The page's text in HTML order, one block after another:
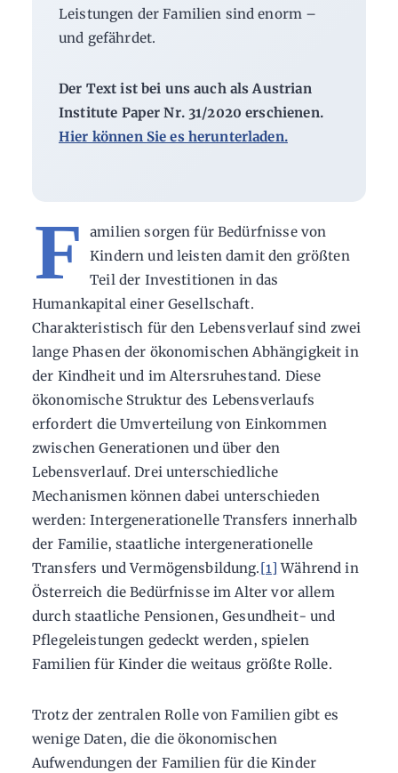
Leistungen der Familien sind enorm –
und gefährdet.
Der Text ist bei uns auch als Austrian
Institute Paper Nr. 31/2020 erschienen.
Hier können Sie es herunterladen.
F
amilien sorgen für Bedürfnisse von
Kindern und leisten damit den größten
Teil der Investitionen in das
Humankapital einer Gesellschaft.
Charakteristisch für den Lebensverlauf sind zwei
lange Phasen der ökonomischen Abhängigkeit in
der Kindheit und im Altersruhestand. Diese
ökonomische Struktur des Lebensverlaufs
erfordert die Umverteilung von Einkommen
zwischen Generationen und über den
Lebensverlauf. Drei unterschiedliche
Mechanismen können dabei unterschieden
werden: Intergenerationelle Transfers innerhalb
der Familie, staatliche intergenerationelle
Transfers und Vermögensbildung.[1] Während in
Österreich die Bedürfnisse im Alter vor allem
durch staatliche Pensionen, Gesundheit- und
Pflegeleistungen gedeckt werden, spielen
Familien für Kinder die weitaus größte Rolle.
Trotz der zentralen Rolle von Familien gibt es
wenige Daten, die die ökonomischen
Aufwendungen der Familien für die Kinder